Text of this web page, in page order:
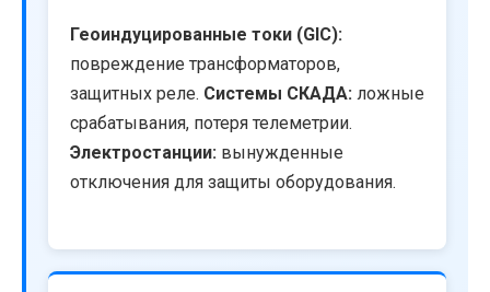
Геоиндуцированные токи (GIC):
повреждение трансформаторов,
защитных реле. Системы СКАДА: ложные
срабатывания, потеря телеметрии.
Электростанции: вынужденные
отключения для защиты оборудования.